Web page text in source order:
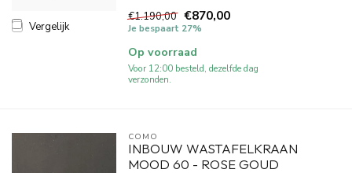
Vergelijk
€1.190,00 €870,00
Je bespaart 27%
Op voorraad
Voor 12:00 besteld, dezelfde dag
verzonden.
COMO
INBOUW WASTAFELKRAAN
MOOD 60 - ROSE GOUD